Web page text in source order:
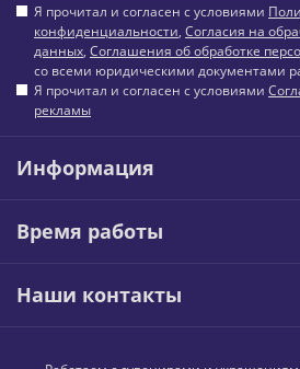
Я прочитал и согласен с условиями
конфиденциальности, Согласия на
данных, Соглашения об обработке
со всеми юридическими документами
Я прочитал и согласен с условиями
рекламы
Информация
Время работы
Наши контакты